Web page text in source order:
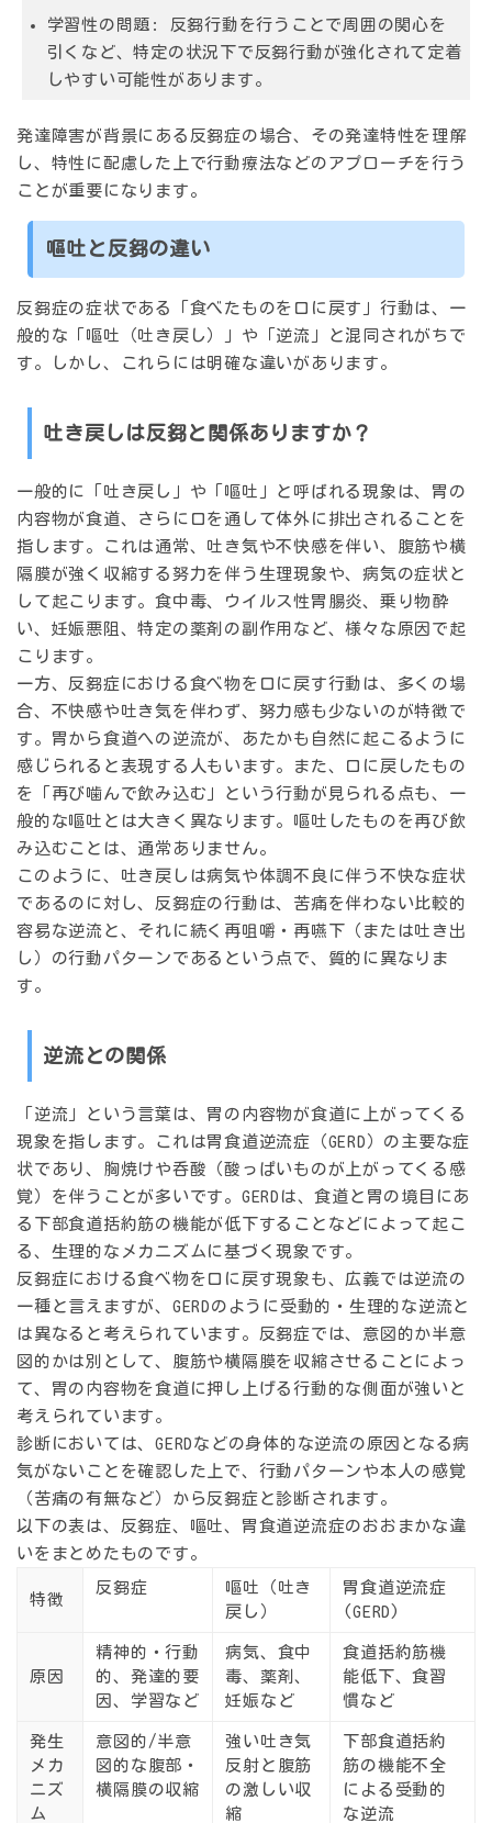
学習性の問題 : 反芻行動を行うことで周囲の関心を
引くなど、特定の状況下で反芻行動が強化されて定着
しやすい可能性があります。
発達障害が背景にある反芻症の場合、その発達特性を理解
し、特性に配慮した上で行動療法などのアプローチを行う
ことが重要になります。
嘔吐と反芻の違い
反芻症の症状である「食べたものを口に戻す」行動は、一
般的な「嘔吐（吐き戻し）」や「逆流」と混同されがちで
す。しかし、これらには明確な違いがあります。
吐き戻しは反芻と関係ありますか？
一般的に「吐き戻し」や「嘔吐」と呼ばれる現象は、胃の
内容物が食道、さらに口を通して体外に排出されることを
指します。これは通常、 吐き気や不快感を伴い、腹筋や横
隔膜が強く収縮する 努力を伴う 生理現象や、病気の症状と
して起こります。食中毒、ウイルス性胃腸炎、乗り物酔
い、妊娠悪阻、特定の薬剤の副作用など、様々な原因で起
こります。
一方、反芻症における食べ物を口に戻す行動は、多くの場
合、 不快感や吐き気を伴わず、 努力感も少ない のが特徴で
す。胃から食道への逆流が、あたかも自然に起こるように
感じられると表現する人もいます。また、口に戻したもの
を「 再び噛んで飲み込む 」という行動が見られる点も、一
般的な嘔吐とは大きく異なります。嘔吐したものを再び飲
み込むことは、通常ありません。
このように、吐き戻しは病気や体調不良に伴う不快な症状
であるのに対し、反芻症の行動は、 苦痛を伴わない比較的
容易な逆流と、それに続く再咀嚼・再嚥下（または吐き出
し）の行動パターン であるという点で、質的に異なりま
す。
逆流との関係
「逆流」という言葉は、胃の内容物が食道に上がってくる
現象を指します。これは胃食道逆流症（GERD）の主要な症
状であり、胸焼けや呑酸（酸っぱいものが上がってくる感
覚）を伴うことが多いです。GERDは、食道と胃の境目にあ
る下部食道括約筋の機能が低下することなどによって起こ
る、 生理的なメカニズム に基づく現象です。
反芻症における食べ物を口に戻す現象も、広義では逆流の
一種と言えますが、GERDのように受動的・生理的な逆流と
は異なると考えられています。反芻症では、意図的か半意
図的かは別として、 腹筋や横隔膜を収縮させること によっ
て、胃の内容物を食道に押し上げる 行動的な側面が強いと
考えられています。
診断においては、GERDなどの身体的な逆流の原因となる病
気がないことを確認した上で、行動パターンや本人の感覚
（苦痛の有無など）から反芻症と診断されます。
以下の表は、反芻症、嘔吐、胃食道逆流症のおおまかな違
いをまとめたものです。
特徴
反芻症
嘔吐（吐き
戻し）
胃食道逆流症
(GERD)
原因
精神的・行動
的、発達的要
因、学習など
病気、食中
毒、薬剤、
妊娠など
食道括約筋機
能低下、食習
慣など
発生
メカ
ニズ
ム
意図的/半意
図的な腹部・
横隔膜の収縮
強い吐き気
反射と腹筋
の激しい収
縮
下部食道括約
筋の機能不全
による受動的
な逆流